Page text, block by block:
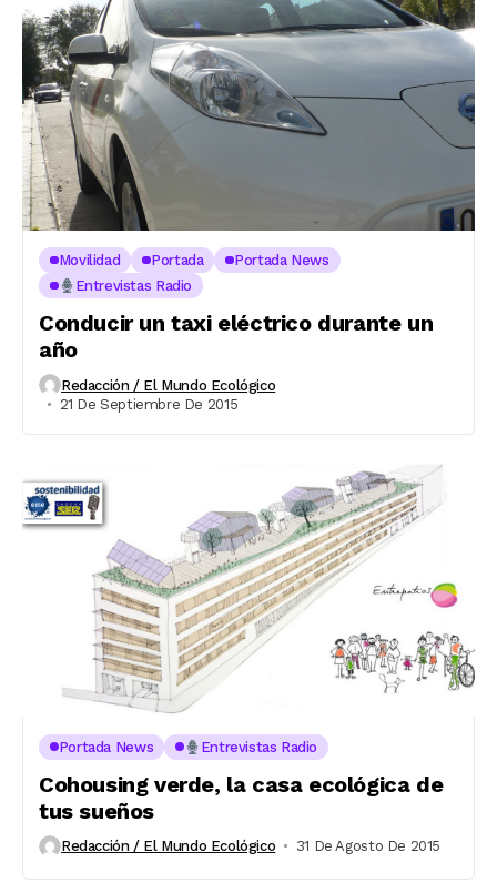
Movilidad Portada
Portada News
Entrevistas Radio
Conducir un taxi eléctrico durante un
año
Redacción / El Mundo Ecológico
21 De Septiembre De 2015
Portada News Entrevistas Radio
Cohousing verde, la casa ecológica de
tus sueños
Redacción / El Mundo Ecológico 31 De Agosto De 2015